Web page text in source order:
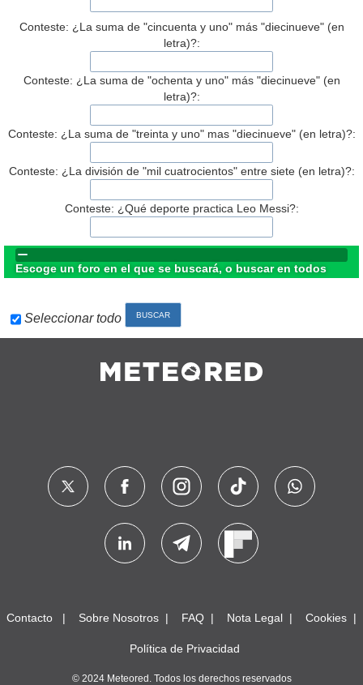
Conteste: ¿La suma de "cincuenta y uno" más "diecinueve" (en
letra)?:
Conteste: ¿La suma de "ochenta y uno" más "diecinueve" (en
letra)?:
Conteste: ¿La suma de "treinta y uno" mas "diecinueve" (en letra)?:
Conteste: ¿La división de "mil cuatrocientos" entre siete (en letra)?:
Conteste: ¿Qué deporte practica Leo Messi?:
Escoge un foro en el que se buscará, o buscar en todos
Seleccionar todo
Contacto Sobre Nosotros FAQ Nota Legal Cookies
Política de Privacidad
© 2024 Meteored. Todos los derechos reservados